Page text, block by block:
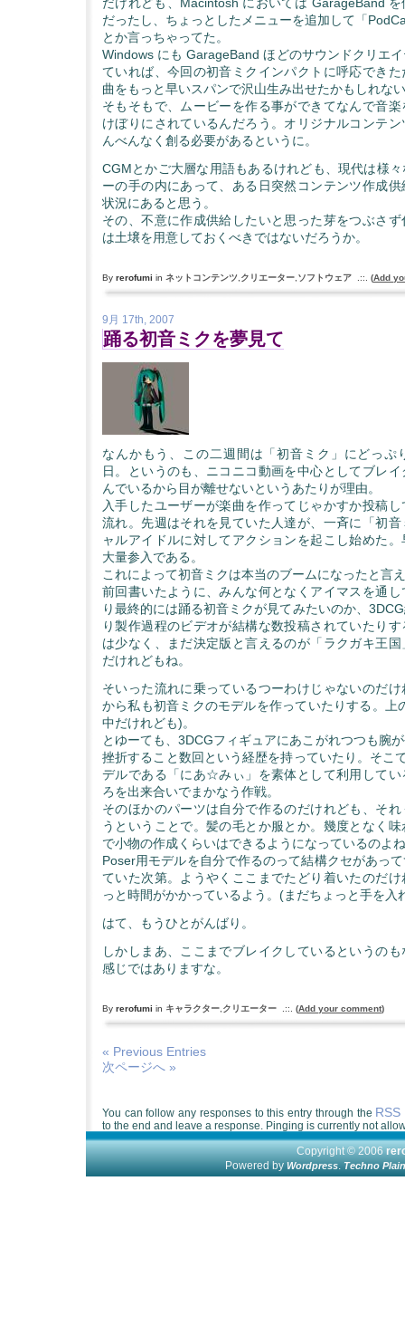
だったし、ちょっとしたメニューを追加して「
とか言っちゃってた。
Windows にも GarageBand ほどのサウンドクリエ
ていれば、今回の初音ミクインパクトに呼応でき
曲をもっと早いスパンで沢山生み出せたかもしれな
そもそもで、ムービーを作る事ができてなんで音
けぼりにされているんだろう。オリジナルコンテ
んべんなく創る必要があるというに。
CGMとかご大層な用語もあるけれども、現代は様
ーの手の内にあって、ある日突然コンテンツ作成
状況にあると思う。
その、不意に作成供給したいと思った芽をつぶさ
は土壌を用意しておくべきではないだろうか。
By rerofumi in ネットコンテンツ クリエーター ソフトウェア .::. (Add
9月 17th, 2007
踊る初音ミクを夢見て
なんかもう、この二週間は「初音ミク」にどっぷ
日。というのも、ニコニコ動画を中心としてブレ
んでいるから目が離せないというあたりが理由。
入手したユーザーが楽曲を作ってじゃかすか投稿
流れ。先週はそれを見ていた人達が、一斉に「初
ャルアイドルに対してアクションを起こし始めた
大量参入である。
これによって初音ミクは本当のブームになったと言
前回書いたように、みんな何となくアイマスを通
り最終的には踊る初音ミクが見てみたいのか、
り製作過程のビデオが結構な数投稿されていたり
は少なく、まだ決定版と言えるのが「ラクガキ王
だけれどもね。
そいった流れに乗っているつーわけじゃないのだ
から私も初音ミクのモデルを作っていたりする。上
中だけれども)。
とゆーても、3DCGフィギュアにあこがれつつも腕
挫折すること数回という経歴を持っていたり。そこ
デルである「にあ☆みぃ」を素体として利用してい
ろを出来合いでまかなう作戦。
そのほかのパーツは自分で作るのだけれども、そ
うということで。髪の毛とか服とか。幾度となく
で小物の作成くらいはできるようになっているのよ
Poser用モデルを自分で作るのって結構クセがあっ
ていた次第。ようやくここまでたどり着いたのだ
っと時間がかかっているよう。(まだちょっと手を入
はて、もうひとがんばり。
しかしまあ、ここまでブレイクしているというの
感じではありますな。
By rerofumi in キャラクター クリエーター .::. (Add your comment)
« Previous Entries
次ページへ »
You can follow any responses to this entry through the RSS
to the end and leave a response. Pinging is currently not
Copyright © 2006
Powered byWordpress.Techno Plain